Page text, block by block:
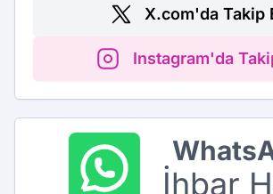
X.com'da Takip
Instagram'da
İhbar